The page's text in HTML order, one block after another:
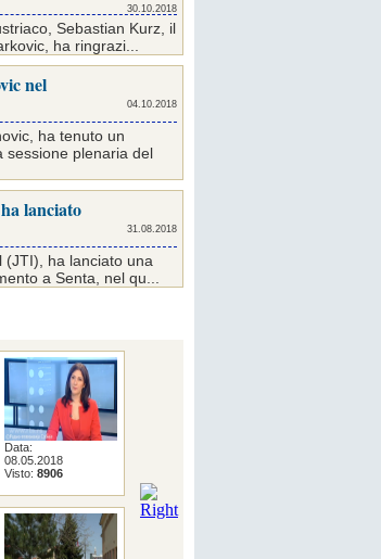
30.10.2018
Sebastian Kurz, il
ha ringrazi...
nel
04.10.2018
ha tenuto un
sessione plenaria del
lanciato
31.08.2018
ha lanciato una
a Senta, nel qu...
Data:
08.05.2018
Visto: 8906